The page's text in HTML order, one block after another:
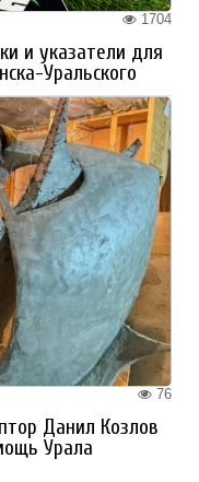
1704
и указатели для
Уральского
76
Данил Козлов
Урала